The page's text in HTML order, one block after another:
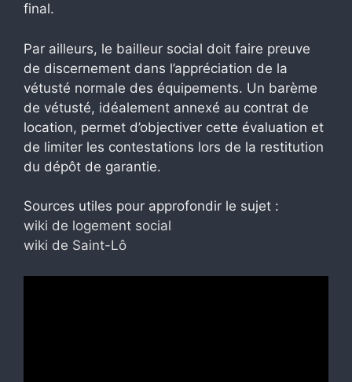
final.
Par ailleurs, le bailleur social doit faire preuve
de discernement dans l’appréciation de la
vétusté normale des équipements. Un barème
de vétusté, idéalement annexé au contrat de
location, permet d’objectiver cette évaluation et
de limiter les contestations lors de la restitution
du dépôt de garantie.
Sources utiles pour approfondir le sujet :
wiki de logement social
wiki de Saint-Lô